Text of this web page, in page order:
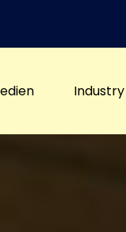
Industry